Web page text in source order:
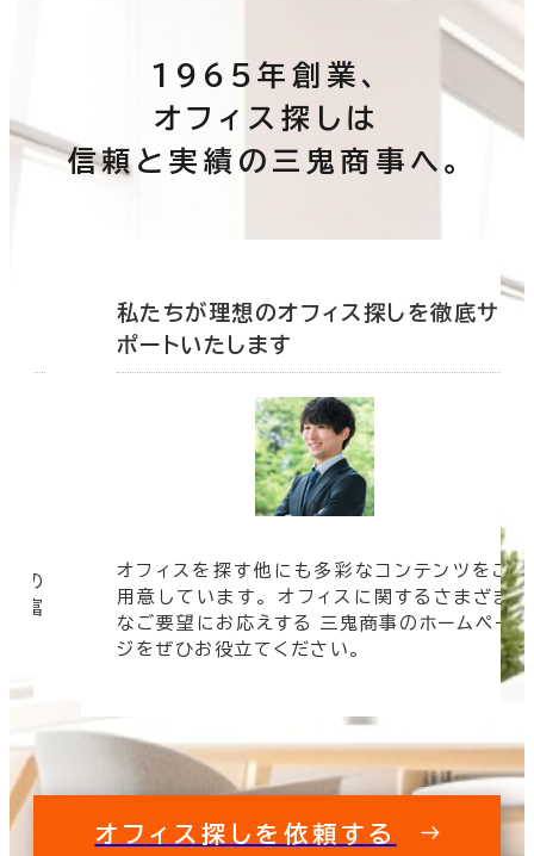
1965年創業、
オフィス探しは
信頼と実績の三鬼商事へ。
の
豊富
私たちが理想のオフィス探しを徹底サ
ポートいたします
オフィスを探す他にも多彩なコンテンツをご
用意しています。 オフィスに関するさまざま
なご要望にお応えする 三鬼商事のホームペー
ジをぜひお役立てください。
オフィス探しを依頼する